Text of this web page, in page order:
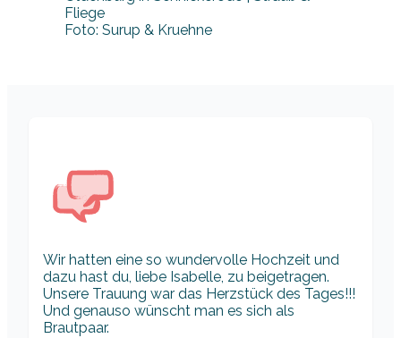
Foto: Surup & Kruehne
Wir hatten eine so wundervolle Hochzeit und
dazu hast du, liebe Isabelle, zu beigetragen.
Unsere Trauung war das Herzstück des Tages!!!
Und genauso wünscht man es sich als
Brautpaar.